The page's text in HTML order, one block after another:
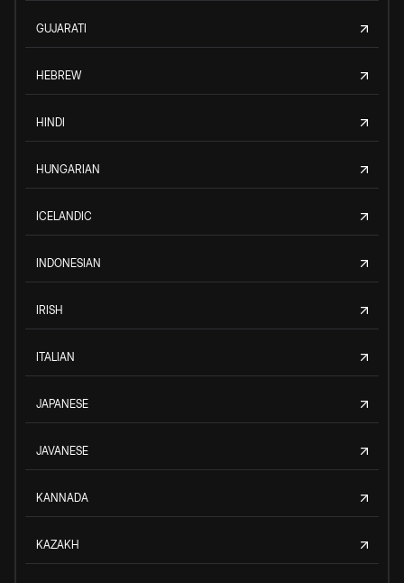
GUJARATI
HEBREW
HINDI
HUNGARIAN
ICELANDIC
INDONESIAN
IRISH
ITALIAN
JAPANESE
JAVANESE
KANNADA
KAZAKH